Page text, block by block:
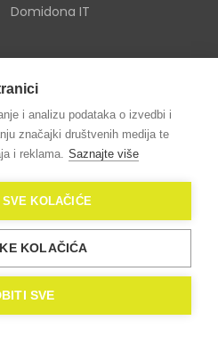
Domidona IT
i analizu podataka o izvedbi i
značajki društvenih medija te
i reklama. Saznajte više
SVE KOLAČIĆE
KOLAČIĆA
SVE